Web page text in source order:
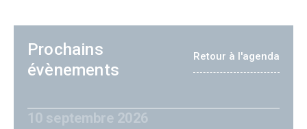
Prochains
évènements
Retour à l'agenda
10 septembre 2026